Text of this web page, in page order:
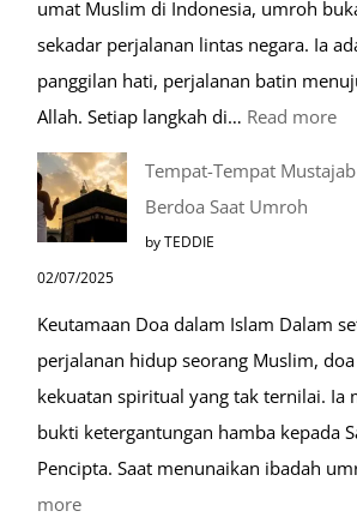
umat Muslim di Indonesia, umroh
sekadar perjalanan lintas negara. Ia
panggilan hati, perjalanan batin
Allah. Setiap langkah di… Read more:
Tempat-Tempat
Berdoa Saat Umroh
by TEDDIE
02/07/2025
Keutamaan Doa dalam Islam Dalam
perjalanan hidup seorang Muslim,
kekuatan spiritual yang tak ternilai. Ia
bukti ketergantungan hamba kepada
Pencipta. Saat menunaikan ibadah
more: